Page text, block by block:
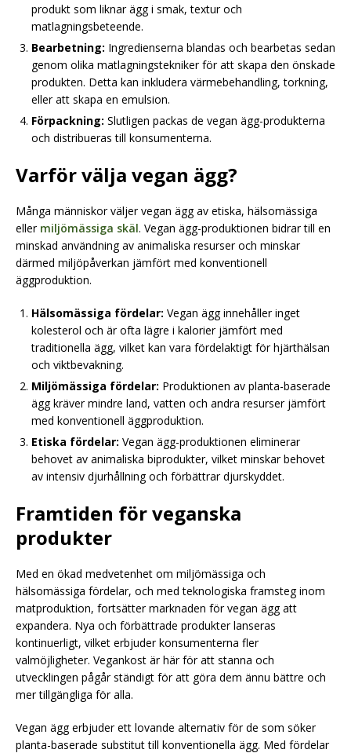
produkt som liknar ägg i smak, textur och
matlagningsbeteende.
Bearbetning: Ingredienserna blandas och bearbetas sedan
genom olika matlagningstekniker för att skapa den önskade
produkten. Detta kan inkludera värmebehandling, torkning,
eller att skapa en emulsion.
Förpackning: Slutligen packas de vegan ägg-produkterna
och distribueras till konsumenterna.
Varför välja vegan ägg?
Många människor väljer vegan ägg av etiska, hälsomässiga
eller miljömässiga skäl. Vegan ägg-produktionen bidrar till en
minskad användning av animaliska resurser och minskar
därmed miljöpåverkan jämfört med konventionell
äggproduktion.
Hälsomässiga fördelar: Vegan ägg innehåller inget
kolesterol och är ofta lägre i kalorier jämfört med
traditionella ägg, vilket kan vara fördelaktigt för hjärthälsan
och viktbevakning.
Miljömässiga fördelar: Produktionen av planta-baserade
ägg kräver mindre land, vatten och andra resurser jämfört
med konventionell äggproduktion.
Etiska fördelar: Vegan ägg-produktionen eliminerar
behovet av animaliska biprodukter, vilket minskar behovet
av intensiv djurhållning och förbättrar djurskyddet.
Framtiden för veganska
produkter
Med en ökad medvetenhet om miljömässiga och
hälsomässiga fördelar, och med teknologiska framsteg inom
matproduktion, fortsätter marknaden för vegan ägg att
expandera. Nya och förbättrade produkter lanseras
kontinuerligt, vilket erbjuder konsumenterna fler
valmöjligheter. Vegankost är här för att stanna och
utvecklingen pågår ständigt för att göra dem ännu bättre och
mer tillgängliga för alla.
Vegan ägg erbjuder ett lovande alternativ för de som söker
planta-baserade substitut till konventionella ägg. Med fördelar